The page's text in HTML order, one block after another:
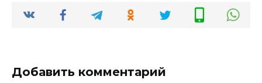
Добавить комментарий